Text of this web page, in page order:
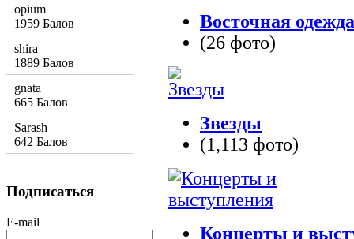
Восточная одежда
(26 фото)
Звезды
(1,113 фото)
Концерты и
opium
1959 Балов
shira
1889 Балов
gnata
665 Балов
Sarash
642 Балов
Подписаться
E-mail